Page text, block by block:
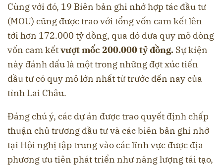
Cùng với đó, 19 Biên bản ghi nhớ hợp tác đầu tư
(MOU) cũng được trao với tổng vốn cam kết lên
tới hơn 172.000 tỷ đồng, qua đó đưa quy mô dòng
vốn cam kếtvượt mốc 200.000 tỷ đồng. Sự kiện
này đánh dấu là một trong những đợt xúc tiến
đầu tư có quy mô lớn nhất từ trước đến nay của
tỉnh Lai Châu.
Đáng chú ý, các dự án được trao quyết định chấp
thuận chủ trương đầu tư và các biên bản ghi nhớ
tại Hội nghị tập trung vào các lĩnh vực được địa
phương ưu tiên phát triển như năng lượng tái tạo,